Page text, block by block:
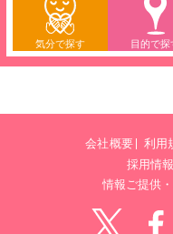
気分で探す 目的で探
会社概要 利用
採用情報
情報ご提供